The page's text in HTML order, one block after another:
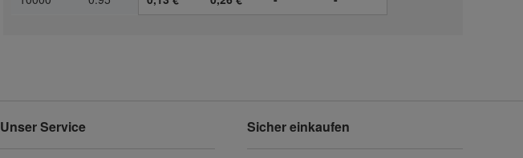
Unser Service Sicher einkaufen